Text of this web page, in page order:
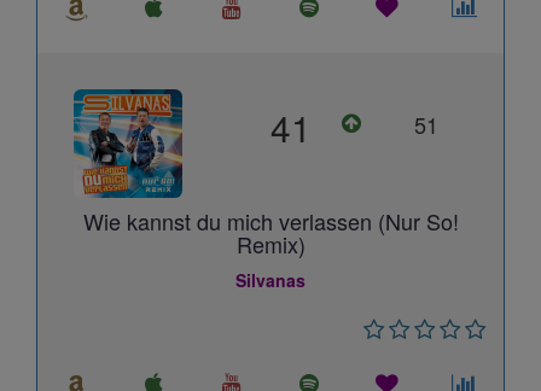
41 51
Wie kannst du mich verlassen (Nur So!
Remix)
Silvanas